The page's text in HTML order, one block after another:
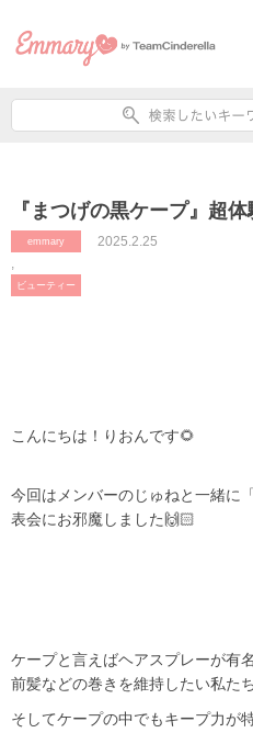
『まつげの黒ケープ』超
emmary
,
ビューティー
2025.2.25
こんにちは！りおんです🌻
今回はメンバーのじゅねと一緒に
表会にお邪魔しました🙌🏻
ケープと言えばヘアスプレーが有
前髪などの巻きを維持したい私た
そしてケープの中でもキープ力が